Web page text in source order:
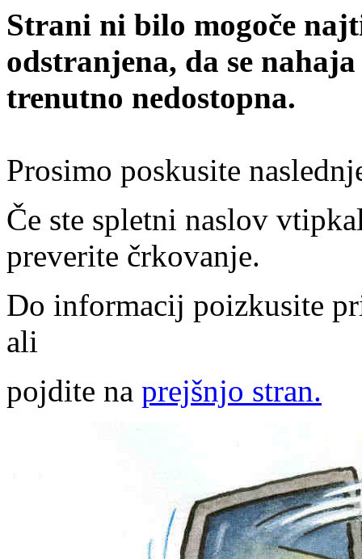
Strani ni bilo mogoče
odstranjena, da se
trenutno nedostopna.
Prosimo poskusite
Če ste spletni naslov
preverite črkovanje.
Do informacij poizkusite
ali
pojdite na prejšnjo stran.